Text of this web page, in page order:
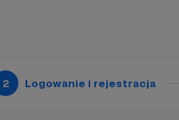
2 Logowanie i rejestracja